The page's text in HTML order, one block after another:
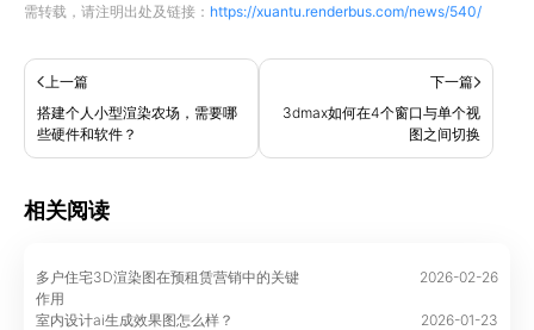
需转载，请注明出处及链接： https://xuantu.renderbus.com/news/540/
上一篇
搭建个人小型渲染农场，需要哪
些硬件和软件？
下一篇
3dmax如何在4个窗口与单个视
图之间切换
相关阅读
多户住宅3D渲染图在预租赁营销中的关键
作用
2026-02-26
室内设计ai生成效果图怎么样？
2026-01-23